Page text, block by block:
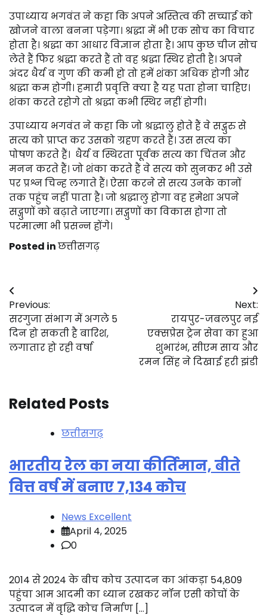
उपाध्याय भगवंत ने कहा कि अपने अस्तित्व की सच्चाई को
खोजने वाला बनना पड़ेगा। श्रद्धा में भी एक सोच का विचार
होता है। श्रद्धा का आधार विज्ञान होता है। आप कुछ चीज सोच
लेते हैं फिर श्रद्धा करते हैं तो वह श्रद्धा स्थिर होती है। अपने
अंदर धैर्य व गुण की कमी हो तो हमें शंका अधिक होगी और
श्रद्धा कम होगी। हमारी प्रवृत्ति क्या है यह पता होना चाहिए।
शंका करते रहोगे तो श्रद्धा कभी स्थिर नहीं होगी।
उपाध्याय भगवंत ने कहा कि जो श्रद्धालु होते हैं वे सद्गुरु से
सत्य को प्राप्त कर उसको ग्रहण करते हैं। उस सत्य का
पोषण करते हैं। धैर्य व स्थिरता पूर्वक सत्य का चिंतन और
मनन करते हैं। जो शंका करते हैं वे सत्य को सुनकर भी उसे
पर प्रश्न चिन्ह लगाते हैं। ऐसा करने से सत्य उनके कानों
तक पहुंच नहीं पाता है। जो श्रद्धालु होगा वह हमेशा अपने
सद्गुणों को बढ़ाते जाएगा। सद्गुणों का विकास होगा तो
परमात्मा भी प्रसन्न होंगे।
Posted inछत्तीसगढ़
Post
navigation
Previous:
सरगुजा संभाग में अगले 5
दिन हो सकती है बारिश,
लगातार हो रही वर्षा
Next:
रायपुर-जबलपुर नई
एक्सप्रेस ट्रेन सेवा का हुआ
शुभारंभ, सीएम साय और
रमन सिंह ने दिखाई हरी झंडी
Related Posts
छत्तीसगढ़
भारतीय रेल का नया कीर्तिमान, बीते
वित्त वर्ष में बनाए 7,134 कोच
News Excellent
April 4, 2025
0
2014 से 2024 के बीच कोच उत्पादन का आंकड़ा 54,809
पहुंचा आम आदमी का ध्यान रखकर नॉन एसी कोचों के
उत्पादन में वृद्धि कोच निर्माण […]